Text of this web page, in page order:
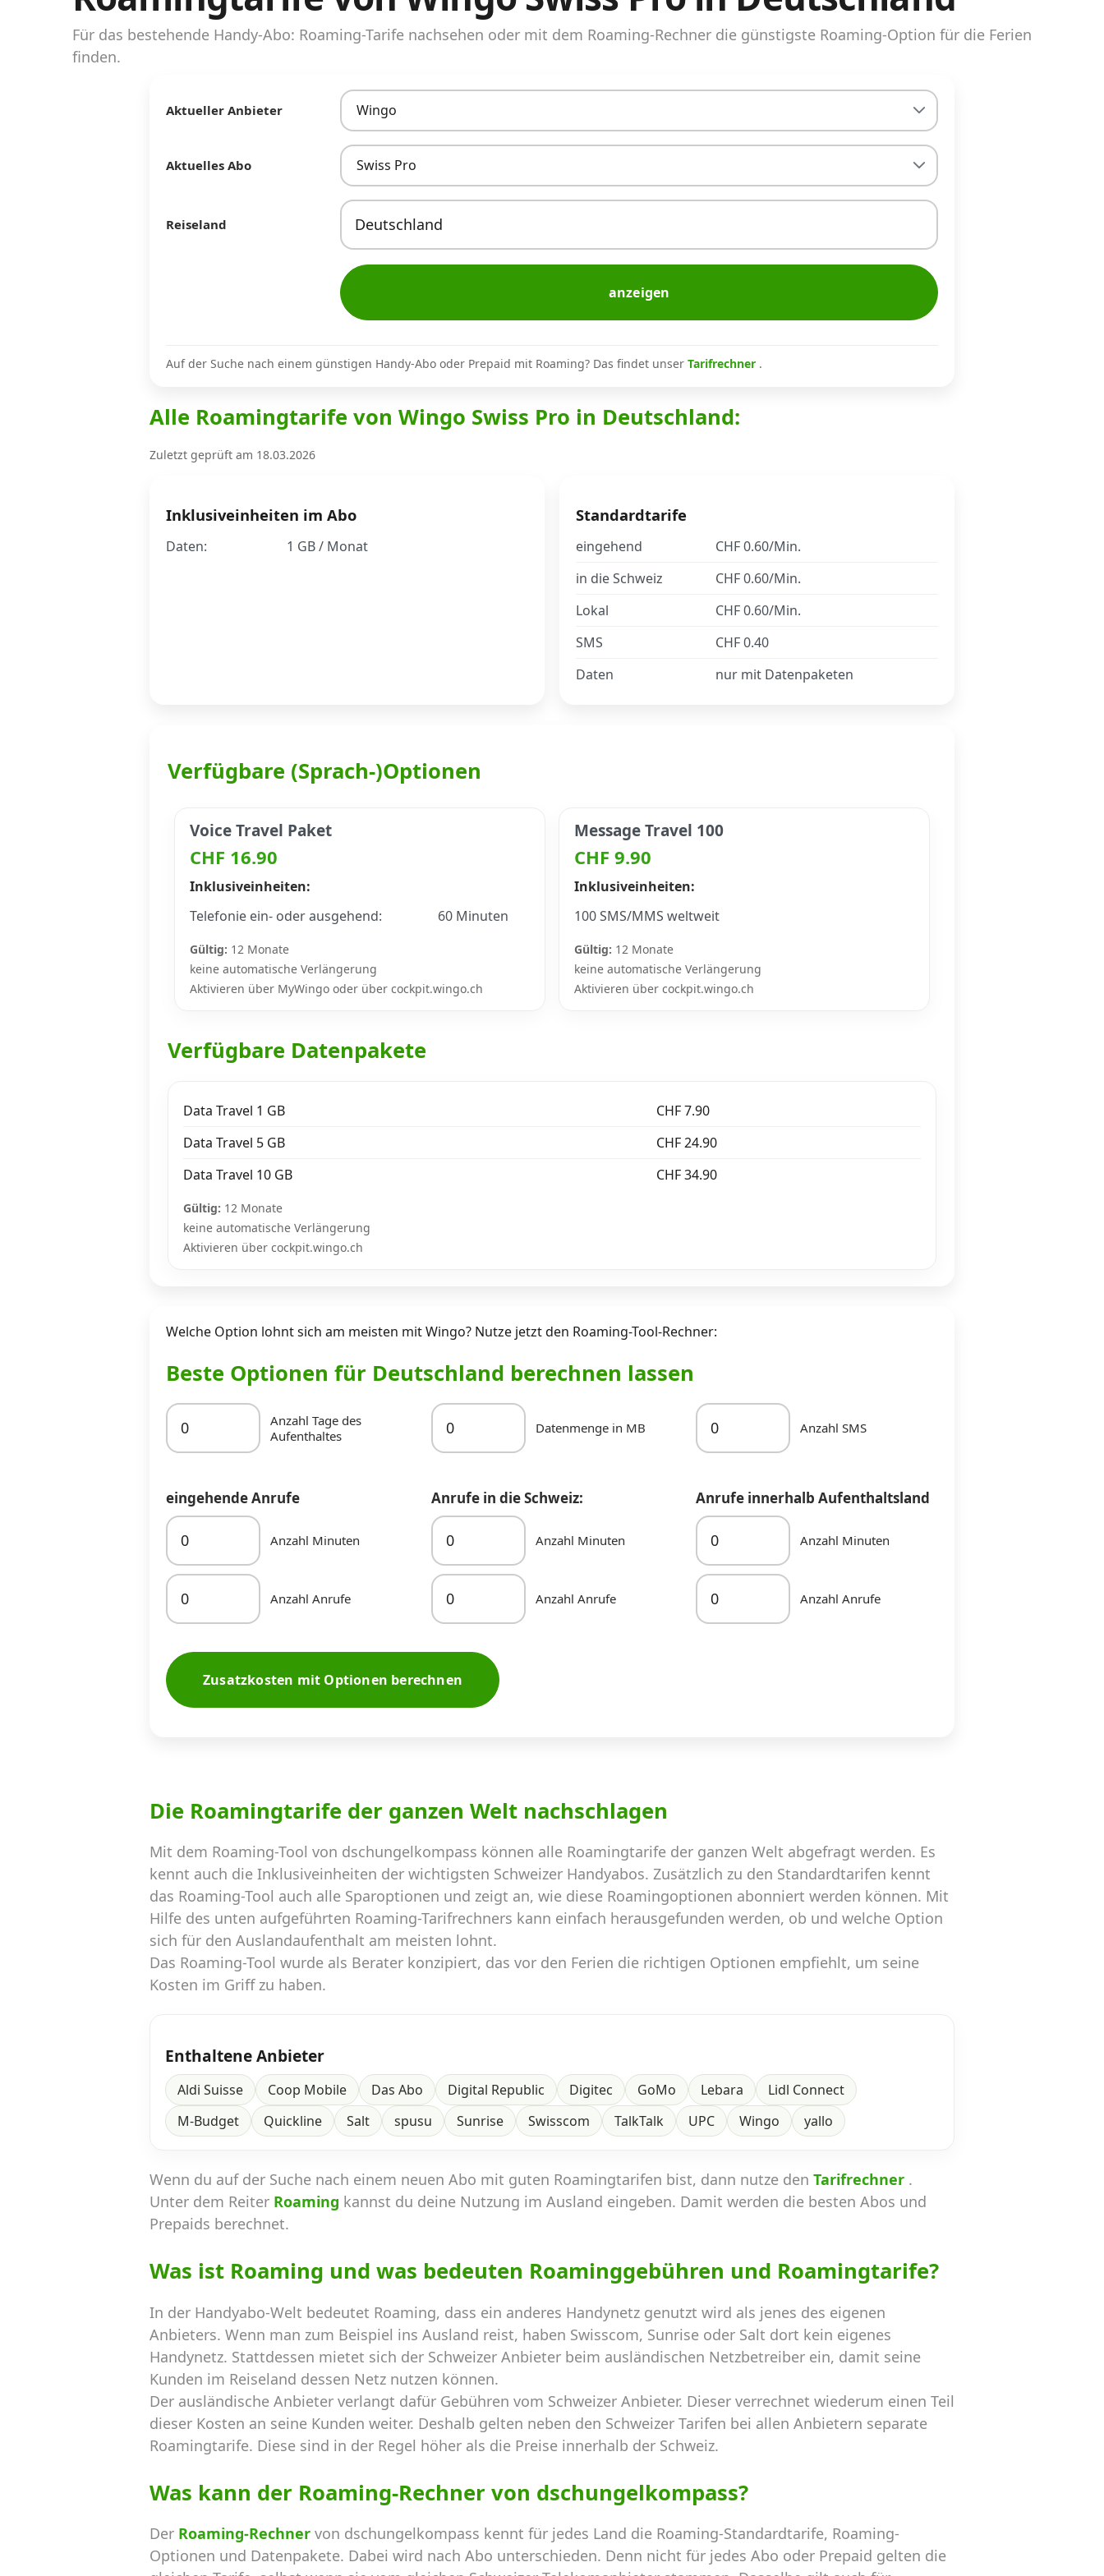
Abos für Tablets, Hotspots und Smart
Tarifrechner Handy-Abo
Alle Mobile-Vergleiche
Internet, TV, Telefon
Impressum
Für das bestehende Handy-Abo: Roaming-Tarife nachsehen oder mit dem Roaming-Rechner die günstigste Roaming-Option für die Ferien
finden.
Aktueller Anbieter Wingo
Aktuelles Abo Swiss Pro
Reiseland
anzeigen
Auf der Suche nach einem günstigen Handy-Abo oder Prepaid mit Roaming? Das findet unser Tarifrechner .
Alle Roamingtarife von Wingo Swiss Pro in Deutschland:
Zuletzt geprüft am 18.03.2026
Inklusiveinheiten im Abo
Daten: 1 GB / Monat
Standardtarife
eingehend
CHF 0.60/Min.
in die Schweiz
CHF 0.60/Min.
Lokal
CHF 0.60/Min.
SMS
CHF 0.40
Daten
nur mit Datenpaketen
Verfügbare (Sprach-)Optionen
Voice Travel Paket
CHF 16.90
Inklusiveinheiten:
Telefonie ein- oder ausgehend:
60 Minuten
Gültig: 12 Monate
keine automatische Verlängerung
Aktivieren über MyWingo oder über cockpit.wingo.ch
Message Travel 100
CHF 9.90
Inklusiveinheiten:
100 SMS/MMS weltweit
Gültig: 12 Monate
keine automatische Verlängerung
Aktivieren über cockpit.wingo.ch
Verfügbare Datenpakete
Data Travel 1 GB
CHF 7.90
Data Travel 5 GB
CHF 24.90
Data Travel 10 GB
CHF 34.90
Gültig: 12 Monate
keine automatische Verlängerung
Aktivieren über cockpit.wingo.ch
Welche Option lohnt sich am meisten mit Wingo? Nutze jetzt den Roaming-Tool-Rechner:
Beste Optionen für Deutschland berechnen lassen
Anzahl Tage des
Aufenthaltes
Datenmenge in MB Anzahl SMS
eingehende Anrufe
Anzahl Minuten
Anzahl Anrufe
Anrufe in die Schweiz:
Anzahl Minuten
Anzahl Anrufe
Anrufe innerhalb Aufenthaltsland
Anzahl Minuten
Anzahl Anrufe
Zusatzkosten mit Optionen berechnen
Die Roamingtarife der ganzen Welt nachschlagen
Mit dem Roaming-Tool von dschungelkompass können alle Roamingtarife der ganzen Welt abgefragt werden. Es
kennt auch die Inklusiveinheiten der wichtigsten Schweizer Handyabos. Zusätzlich zu den Standardtarifen kennt
das Roaming-Tool auch alle Sparoptionen und zeigt an, wie diese Roamingoptionen abonniert werden können. Mit
Hilfe des unten aufgeführten Roaming-Tarifrechners kann einfach herausgefunden werden, ob und welche Option
sich für den Auslandaufenthalt am meisten lohnt.
Das Roaming-Tool wurde als Berater konzipiert, das vor den Ferien die richtigen Optionen empfiehlt, um seine
Kosten im Griff zu haben.
Enthaltene Anbieter
Aldi Suisse Coop Mobile Das Abo Digital Republic Digitec GoMo Lebara
Lidl Connect
M-Budget
Quickline Salt spusu Sunrise Swisscom TalkTalk UPC Wingo yallo
Wenn du auf der Suche nach einem neuen Abo mit guten Roamingtarifen bist, dann nutze den Tarifrechner .
Unter dem Reiter Roaming kannst du deine Nutzung im Ausland eingeben. Damit werden die besten Abos und
Prepaids berechnet.
Was ist Roaming und was bedeuten Roaminggebühren und Roamingtarife?
In der Handyabo-Welt bedeutet Roaming, dass ein anderes Handynetz genutzt wird als jenes des eigenen
Anbieters. Wenn man zum Beispiel ins Ausland reist, haben Swisscom, Sunrise oder Salt dort kein eigenes
Handynetz. Stattdessen mietet sich der Schweizer Anbieter beim ausländischen Netzbetreiber ein, damit seine
Kunden im Reiseland dessen Netz nutzen können.
Der ausländische Anbieter verlangt dafür Gebühren vom Schweizer Anbieter. Dieser verrechnet wiederum einen Teil
dieser Kosten an seine Kunden weiter. Deshalb gelten neben den Schweizer Tarifen bei allen Anbietern separate
Roamingtarife. Diese sind in der Regel höher als die Preise innerhalb der Schweiz.
Was kann der Roaming-Rechner von dschungelkompass?
Der Roaming-Rechner von dschungelkompass kennt für jedes Land die Roaming-Standardtarife, Roaming-
Optionen und Datenpakete. Dabei wird nach Abo unterschieden. Denn nicht für jedes Abo oder Prepaid gelten die